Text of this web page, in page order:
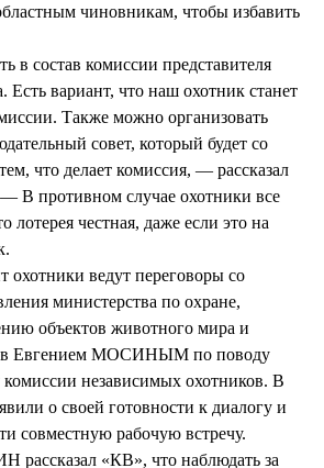
чиновникам, чтобы избавить
в состав комиссии представителя
Есть вариант, что наш охотник станет
Также можно организовать
совет, который будет со
что делает комиссия, — рассказал
противном случае охотники все
лотерея честная, даже если это на
охотники ведут переговоры со
министерства по охране,
объектов животного мира и
Евгением МОСИНЫМ по поводу
независимых охотников. В
о своей готовности к диалогу и
совместную рабочую встречу.
«КВ», что наблюдать за